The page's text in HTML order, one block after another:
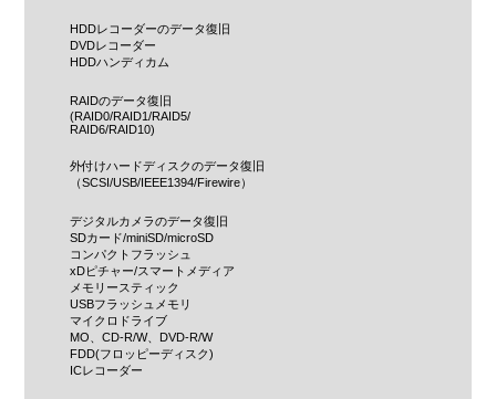
HDDレコーダーのデータ復旧
DVDレコーダー
HDDハンディカム
RAIDのデータ復旧
(RAID0/RAID1/RAID5/
RAID6/RAID10)
外付けハードディスクのデータ復旧
（SCSI/USB/IEEE1394/Firewire）
デジタルカメラのデータ復旧
SDカード/miniSD/microSD
コンパクトフラッシュ
xDピチャー/スマートメディア
メモリースティック
USBフラッシュメモリ
マイクロドライブ
MO、CD-R/W、DVD-R/W
FDD(フロッピーディスク)
ICレコーダー